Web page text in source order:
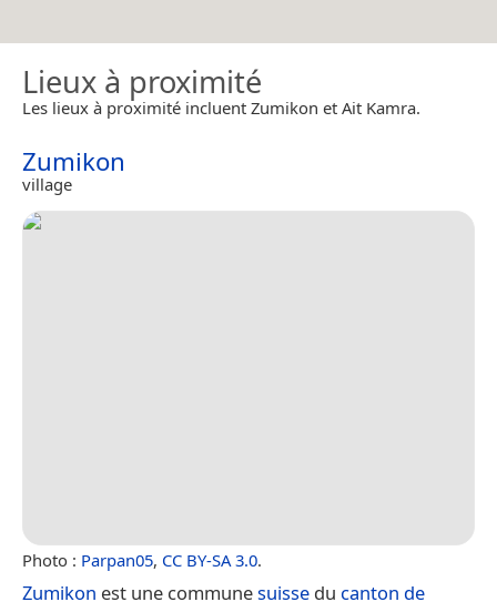
Lieux à proximité
Les lieux à proximité incluent Zumikon et Ait Kamra.
Zumikon
village
Photo : Parpan05, CC BY-SA 3.0.
Zumikon est une communesuisse du canton de